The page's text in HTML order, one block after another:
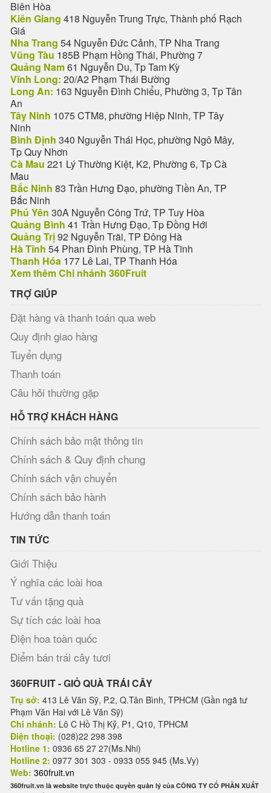
Biên Hòa
Kiên Giang 418 Nguyễn Trung Trực, Thành phố Rạch
Giá
Nha Trang 54 Nguyễn Đức Cảnh, TP Nha Trang
Vũng Tàu 185B Phạm Hồng Thái, Phường 7
Quảng Nam61 Nguyễn Du, Tp Tam Kỳ
Vĩnh Long: 20/A2 Phạm Thái Bường
Long An: 163 Nguyễn Đình Chiểu, Phường 3, Tp Tân
An
Tây Ninh 1075 CTM8, phường Hiệp Ninh, TP Tây
Ninh
Bình Định 340 Nguyễn Thái Học, phường Ngô Mây,
Tp Quy Nhơn
Cà Mau 221 Lý Thường Kiệt, K2, Phường 6, Tp Cà
Mau
Bắc Ninh 83 Trần Hưng Đạo, phường Tiền An, TP
Bắc Ninh
Phú Yên 30A Nguyễn Công Trứ, TP Tuy Hòa
Quảng Bình 41 Trần Hưng Đạo, Tp Đồng Hới
Quảng Trị92 Nguyễn Trãi, TP Đông Hà
Hà Tĩnh 54 Phan Đình Phùng, TP Hà Tĩnh
Thanh Hóa 177 Lê Lai, TP Thanh Hóa
Xem thêm Chi nhánh 360Fruit
TRỢ GIÚP
Đặt hàng và thanh toán qua web
Quy định giao hàng
Tuyển dụng
Thanh toán
Câu hỏi thường gặp
HỖ TRỢ KHÁCH HÀNG
Chính sách bảo mật thông tin
Chính sách & Quy định chung
Chính sách vận chuyển
Chính sách bảo hành
Hướng dẫn thanh toán
TIN TỨC
Giới Thiệu
Ý nghĩa các loài hoa
Tư vấn tặng quà
Sự tích các loài hoa
Điện hoa toàn quốc
Điểm bán trái cây tươi
360FRUIT - GIỎ QUÀ TRÁI CÂY
Trụ sở: 413 Lê Văn Sỹ, P.2, Q.Tân Bình, TPHCM (Gần ngã tư
Phạm Văn Hai với Lê Văn Sỹ)
Chi nhánh: Lô C Hồ Thị Kỷ, P1, Q10, TPHCM
Điện thoại: (028)22 298 398
Hotline 1: 0936 65 27 27(Ms.Nhi)
Hotline 2: 0977 301 303 - 0933 055 945 (Ms.Vy)
Web: 360fruit.vn
360fruit.vn là website trực thuộc quyền quản lý của CÔNG TY CỔ PHẦN XUẤT